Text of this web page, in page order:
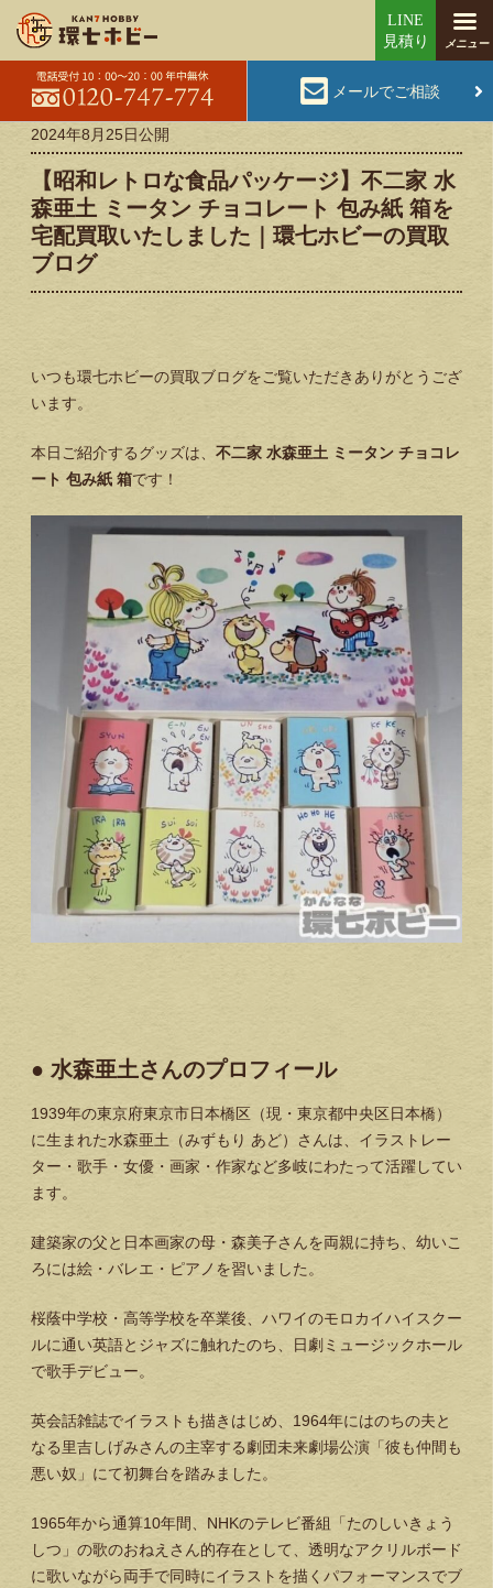
メールでご相談
2024年8月25日公開
【昭和レトロな食品パッケージ】不二家 水
森亜土 ミータン チョコレート 包み紙 箱を
宅配買取いたしました｜環七ホビーの買取
ブログ
いつも環七ホビーの買取ブログをご覧いただきありがとうござ
います。
本日ご紹介するグッズは、 不二家 水森亜土 ミータン チョコレ
ート 包み紙 箱です！
● 水森亜土さんのプロフィール
1939年の東京府東京市日本橋区（現・東京都中央区日本橋）
に生まれた水森亜土（みずもり あど）さんは、イラストレー
ター・歌手・女優・画家・作家など多岐にわたって活躍してい
ます。
建築家の父と日本画家の母・森美子さんを両親に持ち、幼いこ
ろには絵・バレエ・ピアノを習いました。
桜蔭中学校・高等学校を卒業後、ハワイのモロカイハイスクー
ルに通い英語とジャズに触れたのち、日劇ミュージックホール
で歌手デビュー。
英会話雑誌でイラストも描きはじめ、1964年にはのちの夫と
なる里吉しげみさんの主宰する劇団未来劇場公演「彼も仲間も
悪い奴」にて初舞台を踏みました。
1965年から通算10年間、NHKのテレビ番組「たのしいきょう
しつ」の歌のおねえさん的存在として、透明なアクリルボード
に歌いながら両手で同時にイラストを描くパフォーマンスでブ